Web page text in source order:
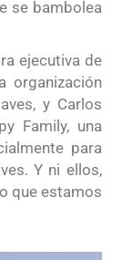
se bambolea
ejecutiva de
organización
y Carlos
Family, una
para
Y ni ellos,
que estamos